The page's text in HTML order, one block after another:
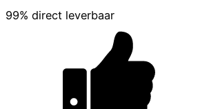
99% direct leverbaar